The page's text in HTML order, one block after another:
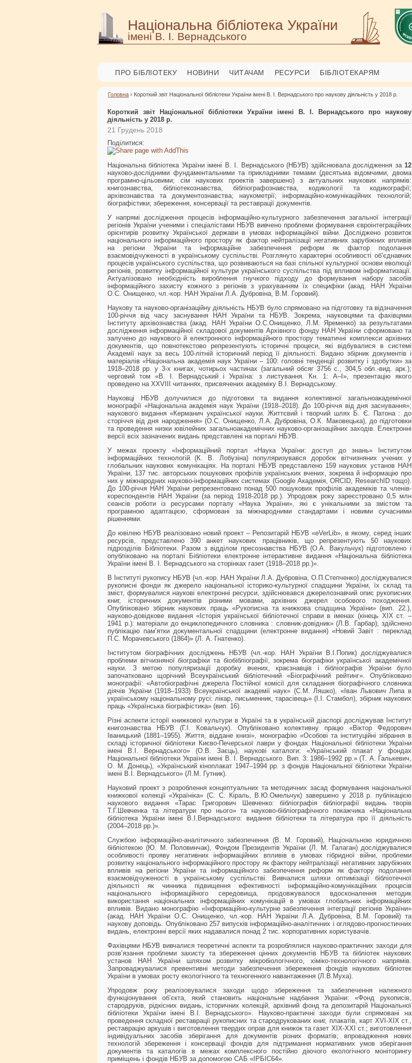
Національна бібліотека України
імені В. І. Вернадського
ПРО БІБЛІОТЕКУ НОВИНИ ЧИТАЧАМ РЕСУРСИ БІБЛІОТЕКАРЯМ
Головна › Короткий звіт Національної бібліотеки України імені В. І. Вернадського про наукову діяльність у 2018 р.
Короткий звіт Національної бібліотеки України імені В. І. Вернадського про наукову
діяльність у 2018 р.
21 Грудень 2018
Поділитися:
Національна бібліотека України імені В. І. Вернадського (НБУВ) здійснювала дослідження за 12
науково-дослідними фундаментальними та прикладними темами (десятьма відомчими, двома
програмно-цільовими; сім наукових проектів завершено) з актуальних наукових напрямів:
книгознавства, бібліотекознавства, бібліографознавства, кодикології та кодикографії;
архівознавства та документознавства; наукометрії; інформаційно-комунікаційних технологій;
біографістики; збереження, консервації та реставрації документів.
У напрямі дослідження процесів інформаційно-культурного забезпечення загальної інтеграції
регіонів України ученими і спеціалістами НБУВ вивчено проблеми формування євроінтеграційних
орієнтирів розвитку Української держави в умовах інформаційної війни. Досліджено розвиток
національного інформаційного простору як фактор нейтралізації негативних зарубіжних впливів
на регіони України та інформаційне забезпечення реформ як фактор подолання
взаємовідчуженості в українському суспільстві. Розглянуто характерні особливості об’єднавчих
процесів українського суспільства, що розвиваються на базі спільної культурної основи еволюції
регіонів, розвитку інформаційної культури українського суспільства під впливом інформатизації.
Актуалізовано необхідність вироблення гнучкого підходу до формування набору засобів
інформаційного захисту кожного з регіонів з урахуванням їх специфіки (акад. НАН України
О.С. Онищенко, чл.-кор. НАН України Л.А. Дубровіна, В.М. Горовий).
Наукову та науково-організаційну діяльність НБУВ було спрямовано на підготовку та відзначення
100-річчя від часу заснування НАН України та НБУВ. Зокрема, науковцями та фахівцями
Інституту архівознавства (акад. НАН України О.С.Онищенко, Л.М. Яременко) за результатами
дослідження інформаційної складової документів Архівного фонду НАН України сформовано та
залучено до наукового й електронного інформаційного простору тематичні комплекси архівних
документів, що повнотекстово репрезентують історичні процеси, які відбувалися в системі
Академії наук за весь 100-літній історичний період її діяльності. Видано збірник документів і
матеріалів «Національна академія наук України – 100: головні тенденції розвитку і здобутки» за
1918–2018 рр. у 3-х книгах, чотирьох частинах (загальний обсяг 3756 с., 304,5 обл.-вид. арк.);
черговий том «В. І. Вернадський і Україна: з листування. Кн. 1: А–І», презентацію якого
проведено на XXVIII читаннях, присвячених академіку В.І. Вернадському.
Науковці НБУВ долучилися до підготовки та видання колективної загальноакадемічної
монографії «Національна академія наук України (1918–2018). До 100-річчя від дня заснування»;
наукового видання «Керманич української науки. Життєвий і творчий шлях Б. Є. Патона : до
сторіччя від дня народження» (О.С. Онищенко, Л.А. Дубровіна, О.К. Маковецька), до підготовки
та проведення низки ювілейних загальноакадемічних науково-організаційних заходів. Електронні
версії всіх зазначених видань представлені на порталі НБУВ.
У межах проекту «Інформаційний портал «Наука України: доступ до знань» Інститутом
інформаційних технологій (К. В. Лобузіна) популяризувався доробок вітчизняних учених у
глобальних наукових комунікаціях. На порталі НБУВ представлено 159 наукових установ НАН
України, 137 тис. авторських пошукових профілів українських вчених, зокрема й інформацію про
них у міжнародних науково-інформаційних системах (Google Академія, ORCID, ResearchID тощо).
До 100-річчя НАН України репрезентовано понад 500 пошукових профілів академіків та членів-
кореспондентів НАН України (за період 1918-2018 рр.). Упродовж року зареєстровано 0,5 млн
сеансів роботи із ресурсами порталу «Наука України», які є унікальними за змістом та
програмною адаптацією, сформовані за міжнародними стандартами і новими сучасними
рішеннями.
До ювілею НБУВ реалізовано новий проект – Репозитарій НБУВ «eVerLib», в якому, серед інших
ресурсів, представлено 390 анкет наукових працівників, що репрезентують 50 наукових
підрозділів Бібліотеки. Разом з відділом пресознавства НБУВ (О.А. Вакульчук) підготовлено і
опубліковано на порталі Бібліотеки електронне інтерактивне видання «Національна бібліотека
України імені В. І. Вернадського на сторінках газет (1918–2018 рр.)».
В Інституті рукопису НБУВ (чл.-кор. НАН України Л.А. Дубровіна, О.П.Степченко) досліджувалися
рукописні фонди як джерело національної історико-культурної спадщини України, їх склад та
зміст, формувалися наукові електронні ресурси, здійснювався джерелознавчий опис рукописних
книг, історичних документів різними мовами, архівних джерел особового походження.
Опубліковано збірник наукових праць «Рукописна та книжкова спадщина України» (вип. 22.),
науково-довідкове видання «Історія української бібліотечної справи в іменах (кінець ХІХ ст. –
1941 р.): матеріали до енциклопедичного словника : словник-довідник» (Л.В. Гарбар), здійснено
публікацію пам’ятки документальної спадщини (електронне видання) «Новий Завіт : переклад
П.С. Морачевського (1864)» (Л. А. Гнатенко).
Інститутом біографічних досліджень НБУВ (чл.-кор. НАН України В.І.Попик) досліджувалися
проблеми вітчизняної біографіки та біобібліографії, зокрема біографіки української академічної
науки. З метою популяризації доробку вчених, краєзнавців і бібліографів України було
започатковано щорічний Всеукраїнський бібліотечний «Біографічний рейтинг». Опубліковано
монографії: «Автобіографічні джерела Постійної комісії для складання біографічного словника
діячів України (1918–1933) Всеукраїнської академії наук» (С.М. Ляшко), «Іван Львович Липа в
українському національному русі: лікар, письменник, тарасівець» (І.І. Стамбол), збірник наукових
праць «Українська біографістика» (вип. 16).
Різні аспекти історії книжкової культури в Україні та в українській діаспорі досліджував Інститут
книгознавства НБУВ (Г.І. Ковальчук). Опубліковано колективну працю «Віктор Федорович
Іваницький (1881–1955). Життя, віддане книзі», монографію «Особові та інституційні зібрання в
складі історичної бібліотеки Києво-Печерської лаври у фондах Національної бібліотеки України
імені В.І. Вернадського» (О.В. Заєць), наукові каталоги: «Український плакат у фондах
Національної бібліотеки України імені В. І. Вернадського. Вип. 3: 1986–1992 рр.» (Т. А. Галькевич,
О. М. Донець), «Український кіноплакат 1947–1994 рр. з фондів Національної бібліотеки України
імені В.І. Вернадського» (Л.М. Гутник).
Науковий проект з розроблення концептуальних та методичних засад формування національної
книжкової колекції «Україніка» (С. С. Кіраль, В.Ю.Омельчук) завершено у 2018 р. публікацією
наукового видання «Тарас Григорович Шевченко: бібліографія бібліографії видань творів
Т.Г.Шевченка та літератури про нього» та науково-бібліографічного покажчика «Національна
бібліотека України імені В.І.Вернадського: видання бібліотеки та література про її діяльність
(2004–2018 рр.)».
Службою інформаційно-аналітичного забезпечення (В. М. Горовий), Національною юридичною
бібліотекою (Ю. М. Половинчак), Фондом Президентів України (Л. М. Галаган) досліджувалися
особливості прояву негативних інформаційних впливів в умовах гібридної війни, проблеми
розвитку національного інформаційного простору як фактору нейтралізації негативних зарубіжних
впливів на регіони України та інформаційного забезпечення реформ як фактору подолання
взаємовідчуженості в українському суспільстві. Вивчалися шляхи оптимізації бібліотечної
діяльності як чинника підвищення ефективності інформаційно-комунікаційних процесів
національного інформаційного середовища, продовжувалося вдосконалення методик
використання національних інформаційних комунікацій в умовах глобальних інформаційних
впливів. Видано монографію «Інформаційно-культурне забезпечення інтеграції регіонів України»
(акад. НАН України О.С. Онищенко, чл.-кор. НАН України Л.А. Дубровіна, В.М. Горовий) та
наукову доповідь. Опубліковано 257 випусків інформаційно-аналітичних і оглядово-прогностичних
видань, електронні версії яких надавалися понад 2 тис. корпоративних користувачів.
Фахівцями НБУВ вивчалися теоретичні аспекти та розроблялися науково-практичних заходи для
розв’язання проблеми захисту та збереження цінних документів НБУВ та бібліотек наукових
установ НАН України шляхом розвитку мікробіологічного, хіміко-технологічного напрямів.
Запроваджувалися превентивні методи забезпечення збереження фондів наукових бібліотек
України в умовах росту екологічного та техногенного навантаження (Л.В.Муха).
Упродовж року реалізовувалися заходи щодо збереження та забезпечення належного
функціонування об’єкта, який становить національне надбання України: «Фонд рукописів,
стародруків, рідкісних видань, історичних колекцій, архівний фонд та депозитарій Національної
бібліотеки України імені В.І. Вернадського». Науково-практичні заходи були спрямовані на
проведення складної реставрації рукописних та стародрукованих книг, плакатів, карт XVI-XIX ст.,
реставрацію аркушів і виготовлення твердих оправ для книжок та газет XIX-XXI ст.; виготовлення
індивідуальних засобів зберігання для документів різних форматів; впровадження нових
технологій збереження і консервації фондів для підтримання нормативних умов зберігання
документів та каталогів в межах комплексного постійно діючого екологічного моніторингу
приміщень і фондів НБУВ за допомогою САБ «ІРБІС64».